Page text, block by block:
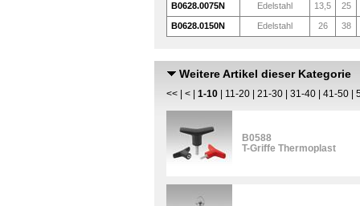
B0628.0075N Edelstahl 13,5 25
B0628.0150N Edelstahl 26 38
Weitere Artikel dieser Kategorie
<< < 1-10 11-20 21-30 31-40 41-50
B0588
T-Griffe Thermoplast